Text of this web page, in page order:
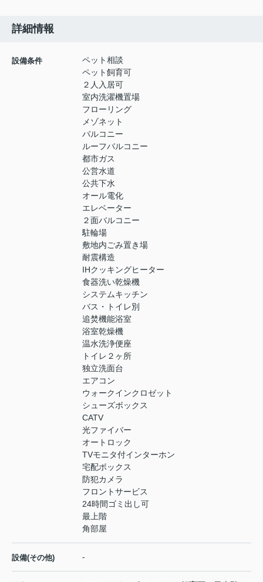
詳細情報
設備条件
ペット相談
ペット飼育可
２人入居可
室内洗濯機置場
フローリング
メゾネット
バルコニー
ルーフバルコニー
都市ガス
公営水道
公共下水
オール電化
エレベーター
２面バルコニー
駐輪場
敷地内ごみ置き場
耐震構造
IHクッキングヒーター
食器洗い乾燥機
システムキッチン
バス・トイレ別
追焚機能浴室
浴室乾燥機
温水洗浄便座
トイレ２ヶ所
独立洗面台
エアコン
ウォークインクロゼット
シューズボックス
CATV
光ファイバー
オートロック
TVモニタ付インターホン
宅配ボックス
防犯カメラ
フロントサービス
24時間ゴミ出し可
最上階
角部屋
設備(その他) -